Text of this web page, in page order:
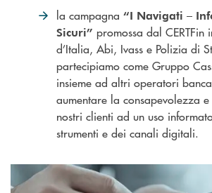
la campagna “I Navigati –
Sicuri” promossa dal CERTFin
d’Italia, Abi, Ivass e Polizia di
partecipiamo come Gruppo
insieme ad altri operatori
aumentare la consapevolezza
nostri clienti ad un uso
strumenti e dei canali digitali.
Le principali frodi